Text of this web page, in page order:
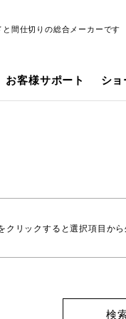
間仕切りの総合メーカーです
お客様サポート ショ
クリックすると選択項目から
検